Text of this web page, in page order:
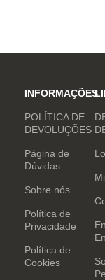
INFORMAÇÕES
POLÍTICA DE
DEVOLUÇÕES
Página de
Dúvidas
Sobre nós
Política de
Privacidade
Política de
Cookies